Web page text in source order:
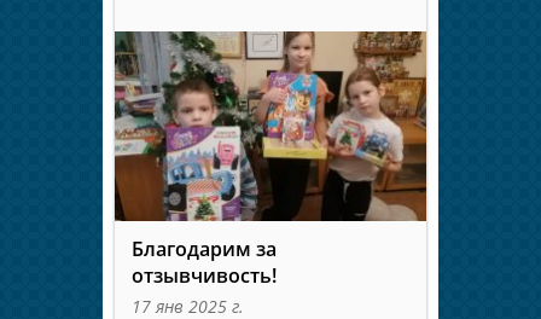
Благодарим за
отзывчивость!
17 янв 2025 г.